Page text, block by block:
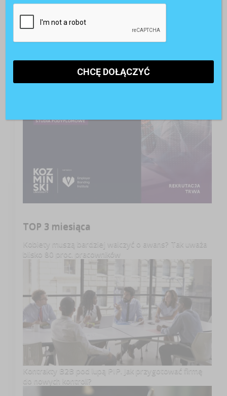
TOP 3 miesiąca
Kobiety muszą bardziej walczyć o awans? Tak uważa
blisko 80 proc. pracowników
Kontrakty B2B pod lupą PIP. Jak przygotować firmę
do nowych kontroli?